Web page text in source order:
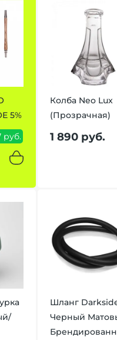
5%
руб.
Колба Neo Lux
(Прозрачная)
1 890 руб.
Шланг
Черный